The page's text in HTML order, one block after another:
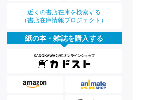
近くの書店在庫を検索する
（書店在庫情報プロジェクト）
紙の本・雑誌を購入する